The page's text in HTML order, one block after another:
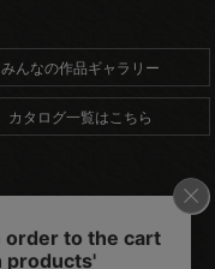
みんなの作品ギャラリー
カタログ一覧はこちら